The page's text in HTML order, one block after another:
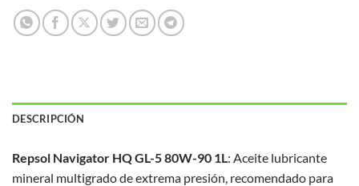
DESCRIPCIÓN
Repsol Navigator HQ GL-5 80W-90 1L: Aceite lubricante
mineral multigrado de extrema presión, recomendado para